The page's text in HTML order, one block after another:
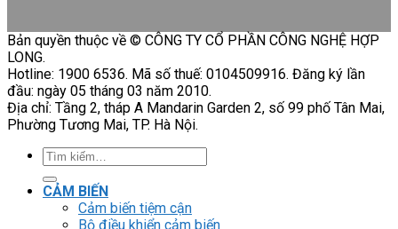
Bản quyền thuộc về © CÔNG TY CỔ PHẦN CÔNG NGHỆ HỢP
LONG.
Hotline: 1900 6536. Mã số thuế: 0104509916. Đăng ký lần
đầu: ngày 05 tháng 03 năm 2010.
Địa chỉ: Tầng 2, tháp A Mandarin Garden 2, số 99 phố Tân Mai,
Phường Tương Mai, TP. Hà Nội.
Tìm
CẢM BIẾN
Cảm biến tiệm cận
Bộ điều khiển cảm biến